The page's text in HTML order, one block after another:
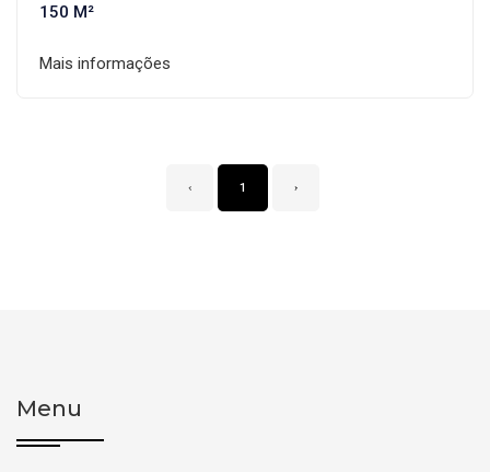
150 M²
Mais informações
‹ 1 ›
Menu